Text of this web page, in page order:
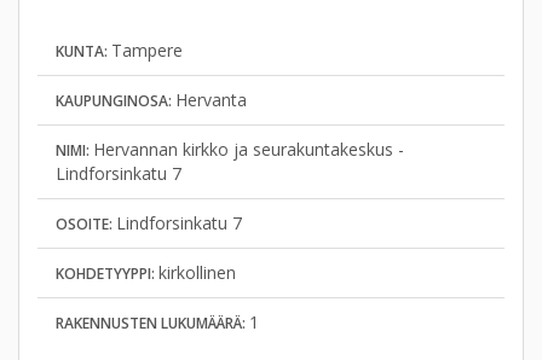
KUNTA: Tampere
KAUPUNGINOSA: Hervanta
NIMI: Hervannan kirkko ja seurakuntakeskus -
Lindforsinkatu 7
OSOITE: Lindforsinkatu 7
KOHDETYYPPI: kirkollinen
RAKENNUSTEN LUKUMÄÄRÄ: 1